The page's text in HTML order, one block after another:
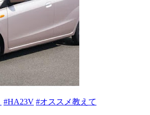
#HA23V #オススメ教えて